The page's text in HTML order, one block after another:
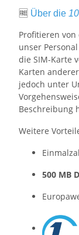
🆓 Über die
Profitieren
unser
die SIM-Karte
Karten
jedoch unter
Beschreibung
Weitere
500 MB